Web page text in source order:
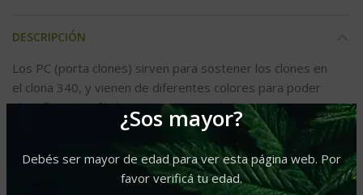
¿Sos mayor?
Debés ser mayor de edad para ver esta página web. Por
favor verificá tu edad.
DESCRIPCIÓN
Los PC (porta clones) sirven para sostener los clones en
el clona 340, y vienen de diferentes colores para poder
identificar mas fácilmente cada variedad.
INFORMACIÓN ADICIONAL